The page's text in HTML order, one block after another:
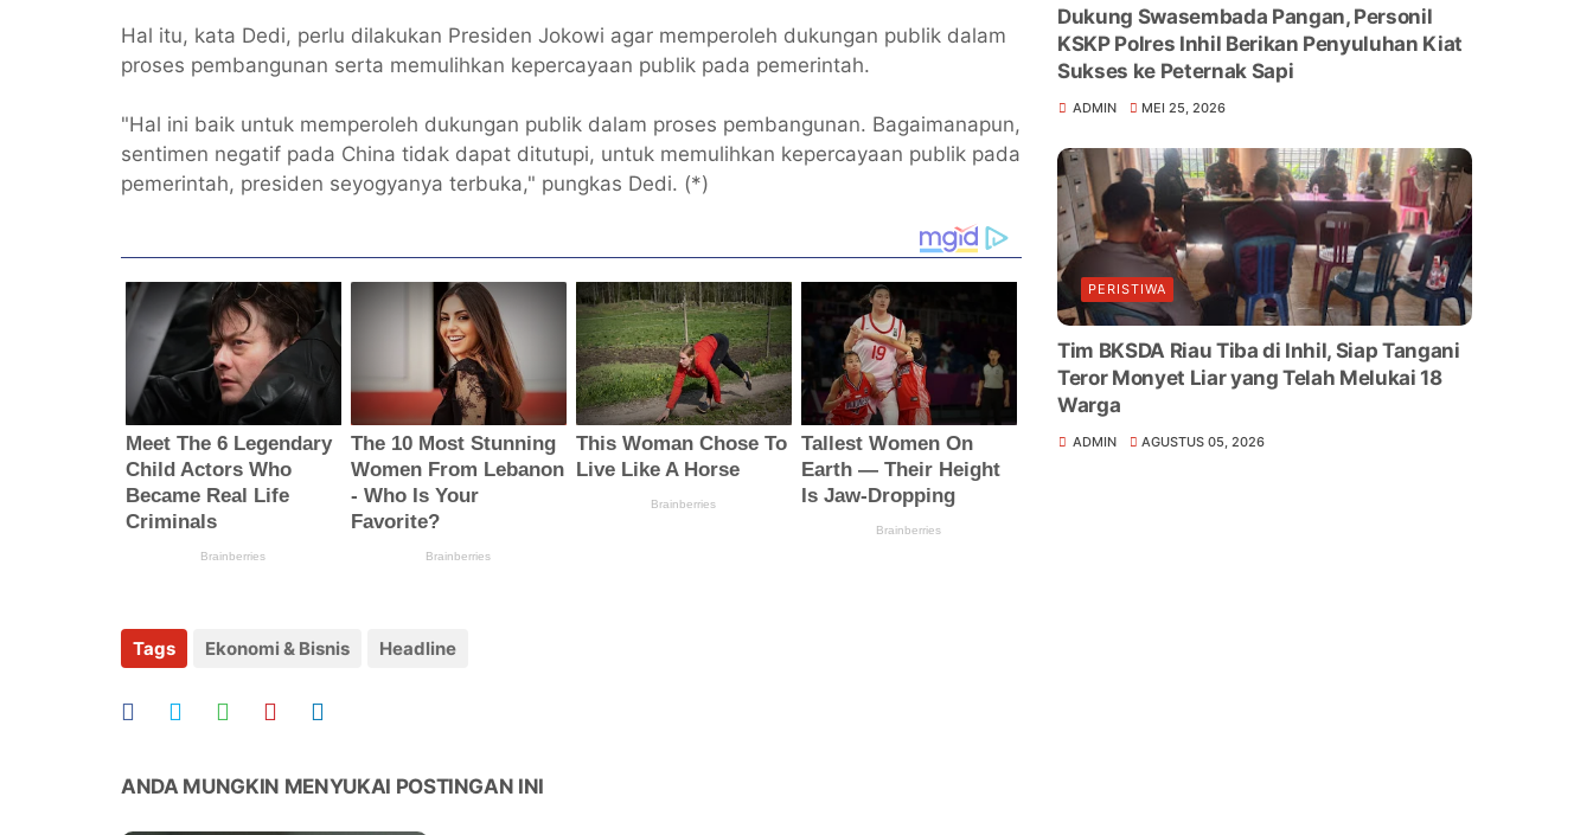
Hal itu, kata Dedi, perlu dilakukan Presiden Jokowi agar memperoleh dukungan publik dalam
proses pembangunan serta memulihkan kepercayaan publik pada pemerintah.
"Hal ini baik untuk memperoleh dukungan publik dalam proses pembangunan. Bagaimanapun,
sentimen negatif pada China tidak dapat ditutupi, untuk memulihkan kepercayaan publik pada
pemerintah, presiden seyogyanya terbuka," pungkas Dedi. (*)
Tags Ekonomi & Bisnis Headline
ANDA MUNGKIN MENYUKAI POSTINGAN INI
Dukung Swasembada Pangan, Personil
KSKP Polres Inhil Berikan Penyuluhan Kiat
Sukses ke Peternak Sapi
ADMIN MEI 25, 2026
PERISTIWA
Tim BKSDA Riau Tiba di Inhil, Siap Tangani
Teror Monyet Liar yang Telah Melukai 18
Warga
ADMIN AGUSTUS 05, 2026